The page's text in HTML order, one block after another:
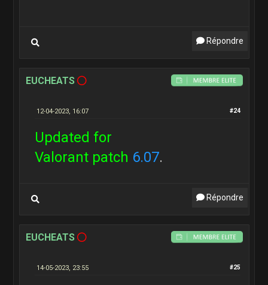
Répondre
EUCHEATS
#24
12-04-2023, 16:07
Updated for
Valorant patch 6.07.
Répondre
EUCHEATS
#25
14-05-2023, 23:55